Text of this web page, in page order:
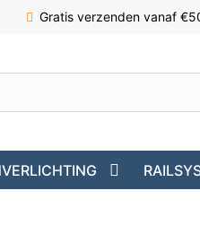
Gratis verzenden vanaf